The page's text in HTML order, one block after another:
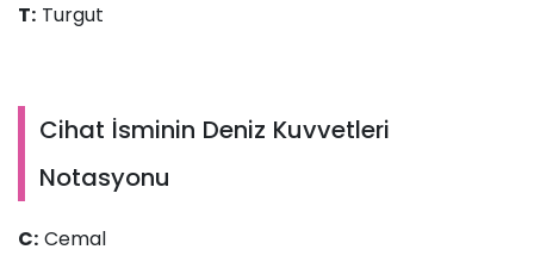
T: Turgut
Cihat İsminin Deniz Kuvvetleri
Notasyonu
C: Cemal